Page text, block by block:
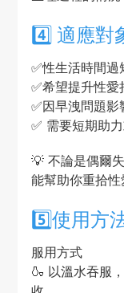
4️⃣ 適應對
✅性生活時間
✅希望提升性
✅因早洩問題
✅ 需要短期助
💡 不論是偶爾
能幫助你重拾性
5️⃣使用方
服用方式
🍶 以溫水吞服